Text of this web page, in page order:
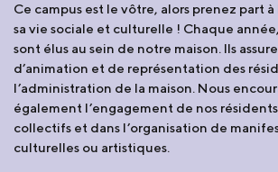
Ce campus est le vôtre, alors prenez part
sa vie sociale et culturelle ! Chaque
sont élus au sein de notre maison. Ils
d’animation et de représentation des
l’administration de la maison. Nous
également l’engagement de nos
collectifs et dans l’organisation de
culturelles ou artistiques.